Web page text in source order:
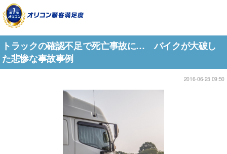
トラックの確認不足で死亡事故に… バイクが大破し
た悲惨な事故事例
2016-06-25 09:50